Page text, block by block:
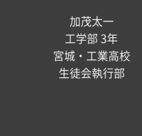
加茂太一
工学部 3年
宮城・工業高校
生徒会執行部